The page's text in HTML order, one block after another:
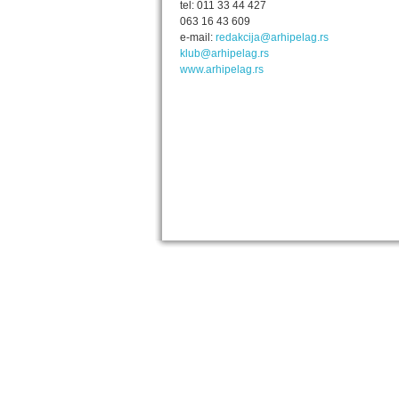
tel: 011 33 44 427
063 16 43 609
e-mail: redakcija@arhipelag.rs
klub@arhipelag.rs
www.arhipelag.rs